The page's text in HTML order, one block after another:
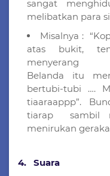
sangat
melibatkan para
Misalnya :
atas bukit,
menyerang
Belanda itu
bertubi-tubi ….
tiaaraappp”.
tiarap sambil
menirukan
4. Suara